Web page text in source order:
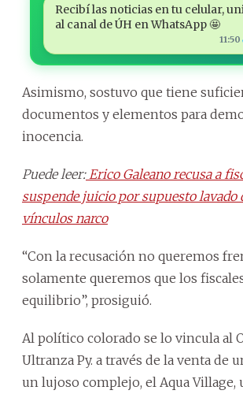
Recibí las noticias en tu celular,
al canal de ÚH en WhatsApp 🤩
11:50
Asimismo, sostuvo que tiene
documentos y elementos para
inocencia.
Puede leer:Erico Galeano recusa a
suspende juicio por supuesto lavado
vínculos narco
“Con la recusación no queremos
solamente queremos que los
equilibrio”, prosiguió.
Al político colorado se lo vincula al
Ultranza Py. a través de la venta de
un lujoso complejo, el Aqua Village,